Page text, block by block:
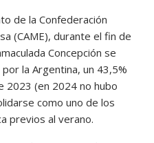
de la Confederación
(CAME), durante el fin de
Concepción se
la Argentina, un 43,5%
2023 (en 2024 no hubo
como uno de los
previos al verano.